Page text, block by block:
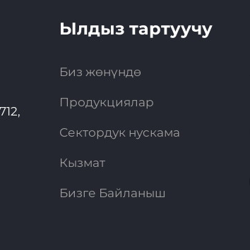
Ылдыз тартуучу
Биз жөнүндө
Продукциялар
Сектордук нускама
Кызмат
Бизге Байланыш